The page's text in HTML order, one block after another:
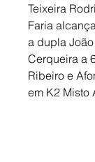
Teixeira
Faria
a dupla
Cerqueira a
Ribeiro e
em K2 Misto